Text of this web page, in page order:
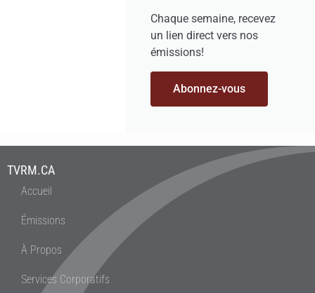
Chaque semaine, recevez
un lien direct vers nos
émissions!
Abonnez-vous
TVRM.CA
Accueil
Émissions
À Propos
Services Corporatifs